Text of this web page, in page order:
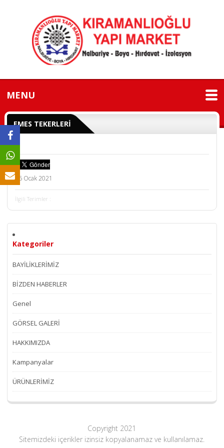
MENU
EMES TEKERLERİ
26 Ocak 2021
İlgili Terimler :
Kategoriler
BAYİLİKLERİMİZ
BİZDEN HABERLER
Genel
GÖRSEL GALERİ
HAKKIMIZDA
Kampanyalar
ÜRÜNLERİMİZ
Copyright 2021
Sitemizdeki içerikler izinsiz kopyalanamaz ve kullanılamaz.